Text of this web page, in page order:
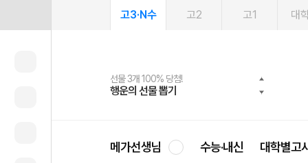
고3·N수 고2 고1 대
선물 3개 100% 당첨!
행운의 선물 뽑기
선물 100% 증정!
메가스터디 X 올리브
여름방학 스터디 캐시백
메가런 썸머스쿨
2027 러셀 단과
강사 공개선발
스마트러닝앱
설문 EVENT
메가패스
3일 무료 체험권
메가패스 수강생 무료혜택!
메가클럽 멤버십
사회공헌 캠페인
희망이룸 메가나눔
메가선생님 수능·내신 대학별고